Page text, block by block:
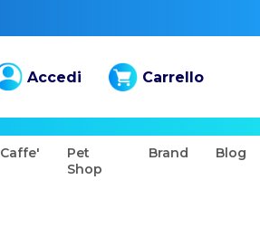
Accedi Carrello
Caffe'
Pet
Shop
Brand Blog